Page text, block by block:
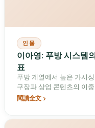
인물
이아영: 푸방 시스템
표
푸방 계열에서 높은 가시
구장과 상업 콘텐츠의 이
閱讀全文